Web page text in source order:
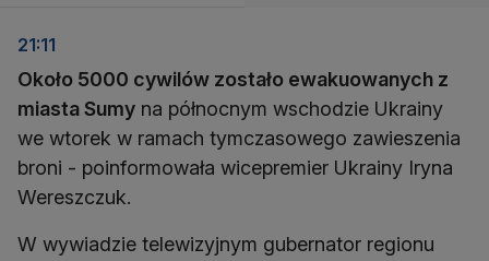
21:11
Około 5000 cywilów zostało ewakuowanych z
miasta Sumy na północnym wschodzie Ukrainy
we wtorek w ramach tymczasowego zawieszenia
broni - poinformowała wicepremier Ukrainy Iryna
Wereszczuk.
W wywiadzie telewizyjnym gubernator regionu